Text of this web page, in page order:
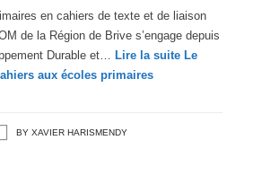
en cahiers de texte et de liaison
de la Région de Brive s’engage depuis
Durable et… Lire la suiteLe
aux écoles primaires
BY XAVIER HARISMENDY